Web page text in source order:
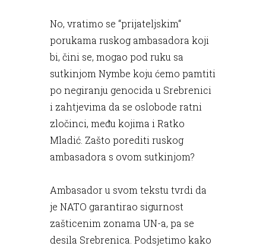
No, vratimo se “prijateljskim“
porukama ruskog ambasadora koji
bi, čini se, mogao pod ruku sa
sutkinjom Nymbe koju ćemo pamtiti
po negiranju genocida u Srebrenici
i zahtjevima da se oslobode ratni
zločinci, među kojima i Ratko
Mladić. Zašto porediti ruskog
ambasadora s ovom sutkinjom?
Ambasador u svom tekstu tvrdi da
je NATO garantirao sigurnost
zašticenim zonama UN-a, pa se
desila Srebrenica. Podsjetimo kako